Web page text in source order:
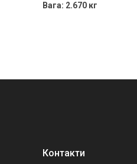
Вага: 2.670 кг